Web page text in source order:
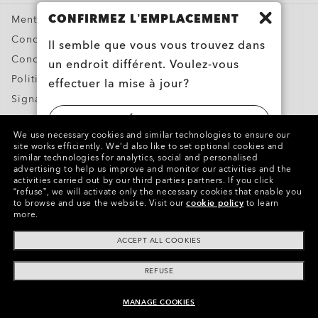
Mentions légales et RLL
Conditions générales de vente
Conditions d’utilisation
Politique de confidentialité
Signaler une contrefaçon
Propriété intellectuelle
Contacts et Informations sur la Sécurité des Produits
Copyright ©2023 Oakley, Inc. Tous droits réservés.
WebID:690 110 911
Autres sites du Groupe
CONFIRMEZ L’EMPLACEMENT
Il semble que vous vous trouvez dans
un endroit différent. Voulez-vous
effectuer la mise à jour?
LUXEMBOURG
We use necessary cookies and similar technologies to ensure our
site works efficiently. We’d also like to set optional cookies and
similar technologies for analytics, social and personalised
advertising to help us improve and monitor our activities and the
activities carried out by our third parties partners. If you click
“refuse”, we will activate only the necessary cookies that enable you
to browse and use the website. Visit ourcookie policy to learn
more.
ACCEPT ALL COOKIES
REFUSE
MANAGE COOKIES